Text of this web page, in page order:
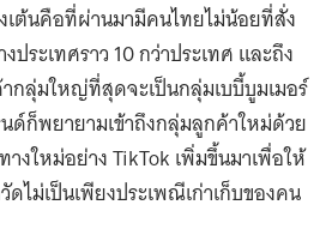
เต้นคือที่ผ่านมามีคนไทยไม่น้อยที่สั่ง
ประเทศราว 10 กว่าประเทศ และถึง
ลุ่มใหญ่ที่สุดจะเป็นกลุ่มเบบี้บูมเมอร์
ด์ก็พยายามเข้าถึงกลุ่มลูกค้าใหม่ด้วย
งใหม่อย่าง TikTok เพิ่มขึ้นมาเพื่อให้
ไม่เป็นเพียงประเพณีเก่าเก็บของคน